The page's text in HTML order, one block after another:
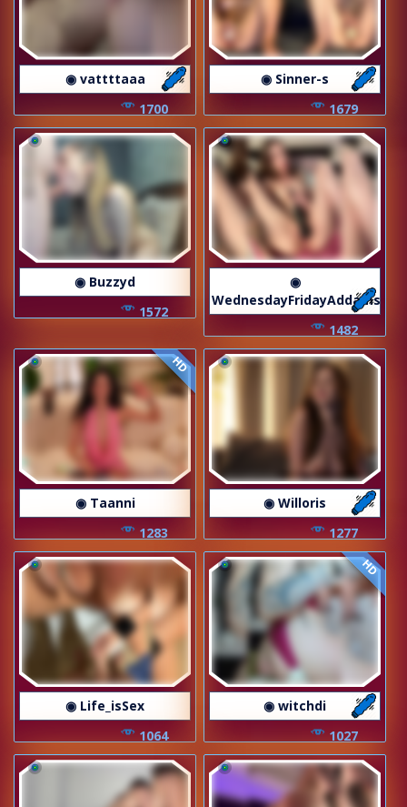
◉ vattttaaa
1700
◉ Sinner-s
1679
◉ Buzzyd
1572
◉
WednesdayFridayAddams
1482
HD
◉ Taanni
1283
◉ Willoris
1277
◉ Life_isSex
1064
HD
◉ witchdi
1027